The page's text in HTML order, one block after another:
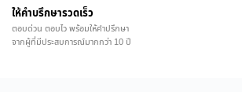
ให้คำบรึกษารวดเร็ว
ตอบด่วน ตอบไว พร้อมให้คำปรึกษา
จากผู้ที่มีประสบการณ์มากกว่า 10 ปี